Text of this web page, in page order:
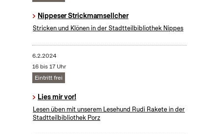
Nippeser Strickmamsellcher
Stricken und Klönen in der Stadtteilbibliothek Nippes
6.2.2024
16 bis 17 Uhr
Eintritt frei
Lies mir vor!
Lesen üben mit unserem Lesehund Rudi Rakete in der
Stadtteilbibliothek Porz